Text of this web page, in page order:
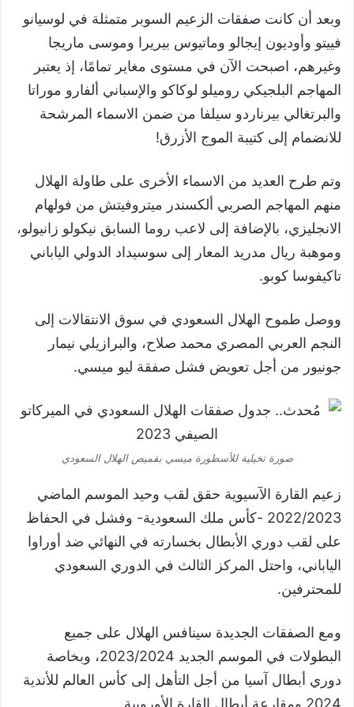
وبعد أن كانت صفقات الزعيم السوبر متمثلة في لوسيانو
فييتو وأوديون إيجالو وماتيوس بيريرا وموسى ماريجا
وغيرهم، اصبحت الآن في مستوى مغاير تمامًا، إذ يعتبر
المهاجم البلجيكي روميلو لوكاكو والإسباني ألفارو موراتا
والبرتغالي بيرناردو سيلفا من ضمن الاسماء المرشحة
للانضمام إلى كتيبة الموج الأزرق!
وتم طرح العديد من الاسماء الأخرى على طاولة الهلال
منهم المهاجم الصربي ألكسندر ميتروفيتش من فولهام
الانجليزي، بالإضافة إلى لاعب روما السابق نيكولو زانيولو،
وموهبة ريال مدريد المعار إلى سوسيداد الدولي الياباني
تاكيفوسا كوبو.
ووصل طموح الهلال السعودي في سوق الانتقالات إلى
النجم العربي المصري محمد صلاح، والبرازيلي نيمار
جونيور من أجل تعويض فشل صفقة ليو ميسي.
صورة تخيلية للأسطورة ميسي بقميص الهلال السعودي
زعيم القارة الآسيوية حقق لقب وحيد الموسم الماضي
2022/2023 -كأس ملك السعودية- وفشل في الحفاظ
على لقب دوري الأبطال بخسارته في النهائي ضد أوراوا
الياباني، واحتل المركز الثالث في الدوري السعودي
للمحترفين.
ومع الصفقات الجديدة سينافس الهلال على جميع
البطولات في الموسم الجديد 2023/2024، وبخاصة
دوري أبطال آسيا من أجل التأهل إلى كأس العالم للأندية
2024 ومقارعة أبطال القارة الأوروبية.